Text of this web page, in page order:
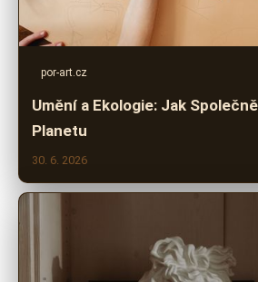
por-art.cz
Umění a Ekologie: Jak
Planetu
30. 6. 2026